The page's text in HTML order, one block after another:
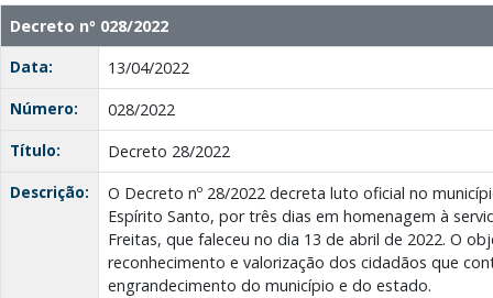
Decreto nº 028/2022
Data:
13/04/2022
Número:
028/2022
Título:
Decreto 28/2022
Descrição:
O Decreto nº 28/2022 decreta luto oficial no
Espírito Santo, por três dias em homenagem à
Freitas, que faleceu no dia 13 de abril de 2022. O
reconhecimento e valorização dos cidadãos que
engrandecimento do município e do estado.